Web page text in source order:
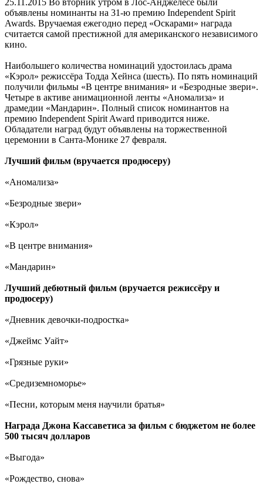
объявлены номинанты на 31-ю премию Independent Spirit
Awards. Вручаемая ежегодно перед «Оскарами» награда
считается самой престижной для американского независимого
кино.
Наибольшего количества номинаций удостоилась драма
«Кэрол» режиссёра Тодда Хейнса (шесть). По пять номинаций
получили фильмы «В центре внимания» и «Безродные звери».
Четыре в активе анимационной ленты «Аномализа» и
драмедии «Мандарин». Полный список номинантов на
премию Independent Spirit Award приводится ниже.
Обладатели наград будут объявлены на торжественной
церемонии в Санта-Монике 27 февраля.
Лучший фильм (вручается продюсеру)
«Аномализа»
«Безродные звери»
«Кэрол»
«В центре внимания»
«Мандарин»
Лучший дебютный фильм (вручается режиссёру и
продюсеру)
«Дневник девочки-подростка»
«Джеймс Уайт»
«Грязные руки»
«Средиземноморье»
«Песни, которым меня научили братья»
Награда Джона Кассаветиса за фильм с бюджетом не более
500 тысяч долларов
«Выгода»
«Рождество, снова»